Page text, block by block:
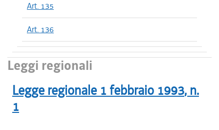
Art. 135
Art. 136
Leggi regionali
Legge regionale 1 febbraio 1993, n.
1